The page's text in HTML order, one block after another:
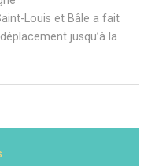
Louis et Bâle a fait
jusqu’à la